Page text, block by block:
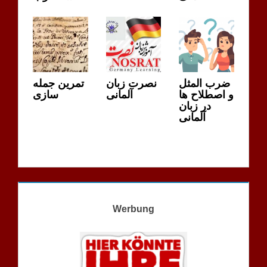
تمرین جمله
سازی
نصرت زبان
آلمانی
ضرب المثل
و اصطلاح ها
در زبان
آلمانی
Werbung